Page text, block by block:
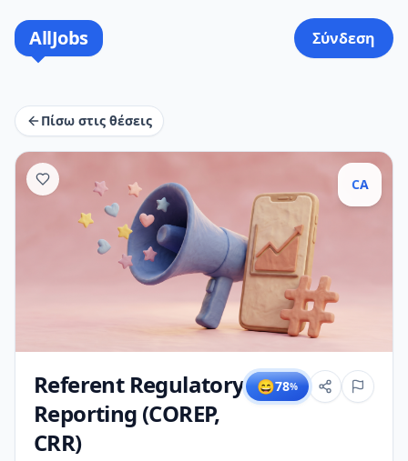
AllJobs Σύνδεση
Πίσω στις θέσεις
CA
Referent Regulatory
Reporting (COREP,
CRR)
😄78%